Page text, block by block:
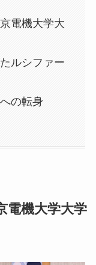
電機大学大
ルシファー
の転身
電機大学大学